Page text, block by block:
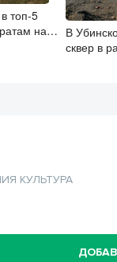
топ-5
на
В
сквер в
КУЛЬТУРА